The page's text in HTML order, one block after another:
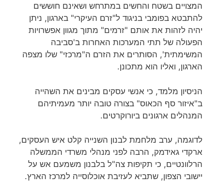
המצויים בשטח והחשים במתרחש ושאינם חוששים
להתבטא בפומבי בניגוד ל"זרם העיקרי" בארגון, ניתן
יהיה לזהות את אותם "זרמים" מתוך מגוון אפשרויות
הפעולה של תתי המערכות האחרות ב'סביבה
המשימתית', הסותרים את הזרם ה"מרכזי" שלו מצפה
הארגון, ואליו הוא מתכונן.
הניסיון מלמד, כי אנשי עסקים מבינים את השהייה
ב"איזור סף הכאוס" בצורה טובה יותר מעמיתיהם
המנהלים ארגונים ביורוקרטים.
לדוגמה, ערב מלחמת לבנון השנייה קלט איש העסקים,
ארקדי גאידמק, הרבה לפני מנהלי משרדי הממשלה
הרלוונטיים, כי תקיפות צה"ל בלבנון משמעם אש על
יישובי הצפון, שתביא לעזיבת אוכלוסייה למרכז הארץ.